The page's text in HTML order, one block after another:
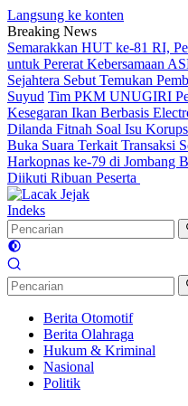
Langsung ke konten
Breaking News
Semarakkan HUT ke-81 RI,
untuk Pererat Kebersamaan
Sejahtera Sebut Temukan
Suyud Tim PKM UNUGIRI
Kesegaran Ikan Berbasis
Dilanda Fitnah Soal Isu
Buka Suara Terkait Transaksi
Harkopnas ke-79 di Jombang
Diikuti Ribuan Peserta
Indeks
Berita Otomotif
Berita Olahraga
Hukum & Kriminal
Nasional
Politik